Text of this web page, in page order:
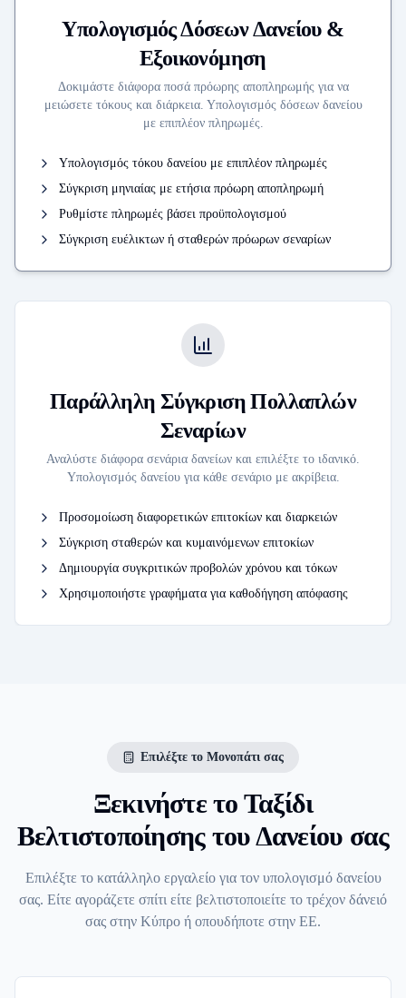
Υπολογισμός Δόσεων Δανείου &
Εξοικονόμηση
Δοκιμάστε διάφορα ποσά πρόωρης αποπληρωμής για να
μειώσετε τόκους και διάρκεια. Υπολογισμός δόσεων δανείου
με επιπλέον πληρωμές.
Υπολογισμός τόκου δανείου με επιπλέον πληρωμές
Σύγκριση μηνιαίας με ετήσια πρόωρη αποπληρωμή
Ρυθμίστε πληρωμές βάσει προϋπολογισμού
Σύγκριση ευέλικτων ή σταθερών πρόωρων σεναρίων
Παράλληλη Σύγκριση Πολλαπλών
Σεναρίων
Αναλύστε διάφορα σενάρια δανείων και επιλέξτε το ιδανικό.
Υπολογισμός δανείου για κάθε σενάριο με ακρίβεια.
Προσομοίωση διαφορετικών επιτοκίων και διαρκειών
Σύγκριση σταθερών και κυμαινόμενων επιτοκίων
Δημιουργία συγκριτικών προβολών χρόνου και τόκων
Χρησιμοποιήστε γραφήματα για καθοδήγηση απόφασης
Επιλέξτε το Μονοπάτι σας
Ξεκινήστε το Ταξίδι
Βελτιστοποίησης του Δανείου σας
Επιλέξτε το κατάλληλο εργαλείο για τον υπολογισμό δανείου
σας. Είτε αγοράζετε σπίτι είτε βελτιστοποιείτε το τρέχον δάνειό
σας στην Κύπρο ή οπουδήποτε στην ΕΕ.